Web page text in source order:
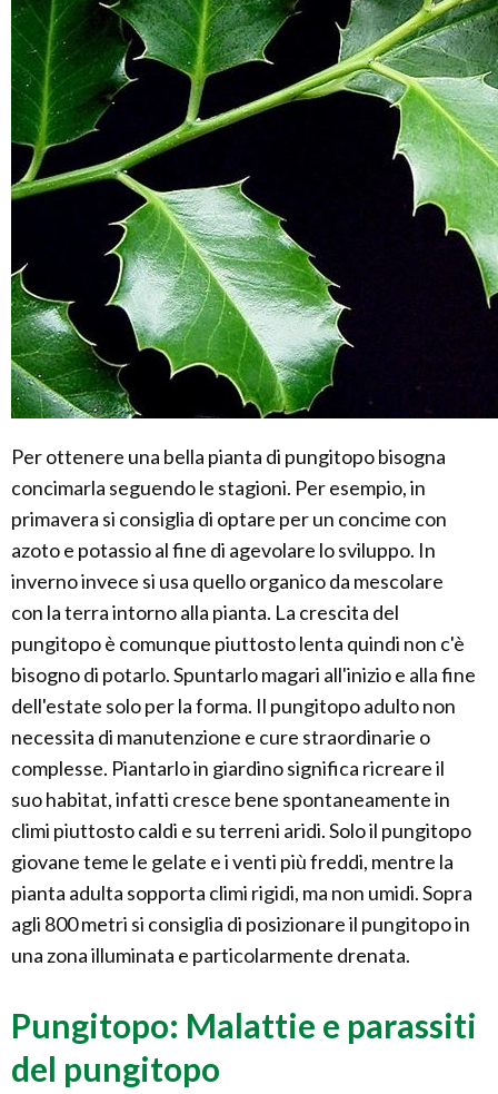
Per ottenere una bella pianta di pungitopo bisogna
concimarla seguendo le stagioni. Per esempio, in
primavera si consiglia di optare per un concime con
azoto e potassio al fine di agevolare lo sviluppo. In
inverno invece si usa quello organico da mescolare
con la terra intorno alla pianta. La crescita del
pungitopo è comunque piuttosto lenta quindi non c'è
bisogno di potarlo. Spuntarlo magari all'inizio e alla fine
dell'estate solo per la forma. Il pungitopo adulto non
necessita di manutenzione e cure straordinarie o
complesse. Piantarlo in giardino significa ricreare il
suo habitat, infatti cresce bene spontaneamente in
climi piuttosto caldi e su terreni aridi. Solo il pungitopo
giovane teme le gelate e i venti più freddi, mentre la
pianta adulta sopporta climi rigidi, ma non umidi. Sopra
agli 800 metri si consiglia di posizionare il pungitopo in
una zona illuminata e particolarmente drenata.
Pungitopo: Malattie e parassiti
del pungitopo